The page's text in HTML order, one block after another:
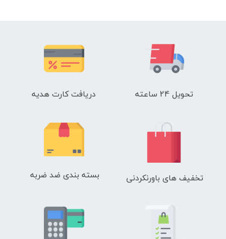
تحویل 24 ساعته دریافت کارت هدیه
تخفیف های باورنکردنی بسته بندی ضد ضربه